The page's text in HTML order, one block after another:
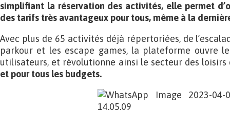
simplifiant la réservation des activités, elle permet
des tarifs très avantageux pour tous, même à la
Avec plus de 65 activités déjà répertoriées, de
parkour et les escape games, la plateforme ouvre
utilisateurs, et révolutionne ainsi le secteur des
et pour tous les budgets.